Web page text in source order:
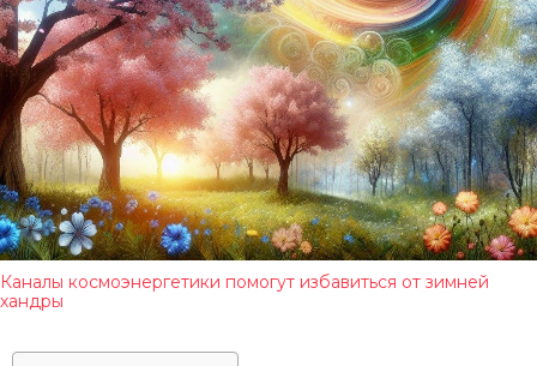
Каналы космоэнергетики помогут избавиться от зимней
хандры